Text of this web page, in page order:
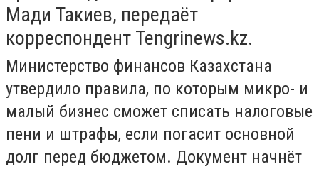
Мади Такиев, передаёт
корреспондент Tengrinews.kz.
Министерство финансов Казахстана
утвердило правила, по которым микро- и
малый бизнес сможет списать налоговые
пени и штрафы, если погасит основной
долг перед бюджетом. Документ начнёт